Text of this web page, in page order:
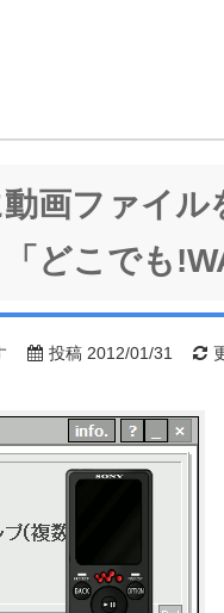
画ファイル
どこでも
投稿 2012/01/31